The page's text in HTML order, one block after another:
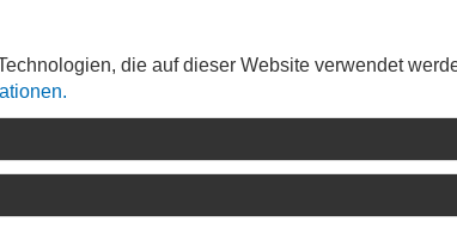
die auf dieser Website verwendet